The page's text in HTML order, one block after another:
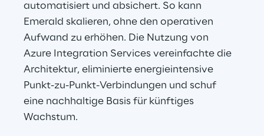
automatisiert und absichert. So kann
Emerald skalieren, ohne den operativen
Aufwand zu erhöhen. Die Nutzung von
Azure Integration Services vereinfachte die
Architektur, eliminierte energieintensive
Punkt-zu-Punkt-Verbindungen und schuf
eine nachhaltige Basis für künftiges
Wachstum.